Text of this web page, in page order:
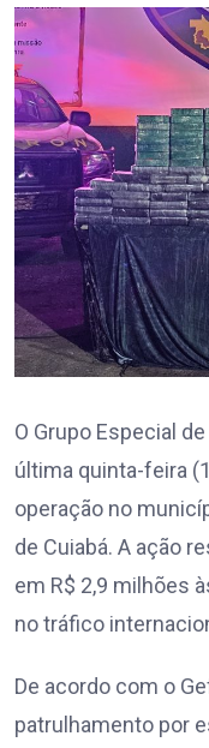
O Grupo Especial
última quinta-feira
operação no
de Cuiabá. A ação
em R$ 2,9 milhões
no tráfico
De acordo com o
patrulhamento por